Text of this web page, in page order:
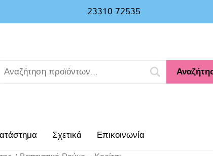
23310 72535
Σχετικά Επικοινωνία